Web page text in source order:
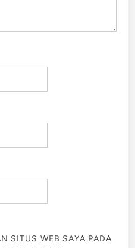
SITUS WEB SAYA PADA